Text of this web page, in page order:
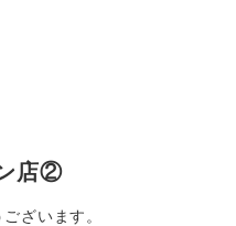
店②
ざいます。